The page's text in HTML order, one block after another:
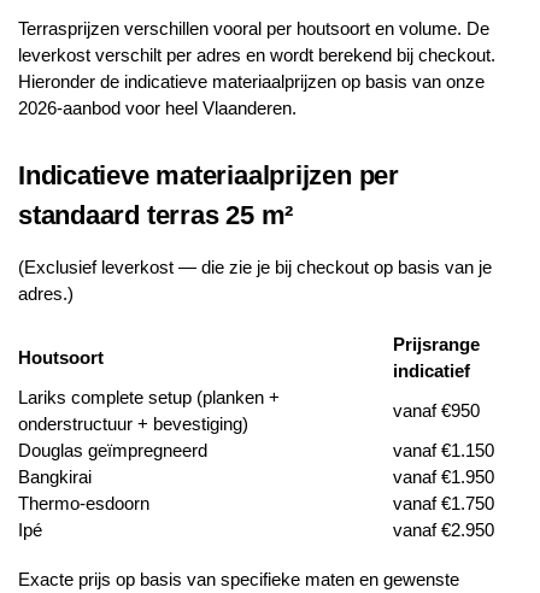
Terrasprijzen verschillen vooral per houtsoort en volume. De
leverkost verschilt per adres en wordt berekend bij checkout.
Hieronder de indicatieve materiaalprijzen op basis van onze
2026-aanbod voor heel Vlaanderen.
Indicatieve materiaalprijzen per
standaard terras 25 m²
(Exclusief leverkost — die zie je bij checkout op basis van je
adres.)
Houtsoort
Prijsrange
indicatief
Lariks complete setup (planken +
onderstructuur + bevestiging)
vanaf €950
Douglas geïmpregneerd
vanaf €1.150
Bangkirai
vanaf €1.950
Thermo-esdoorn
vanaf €1.750
Ipé
vanaf €2.950
Exacte prijs op basis van specifieke maten en gewenste